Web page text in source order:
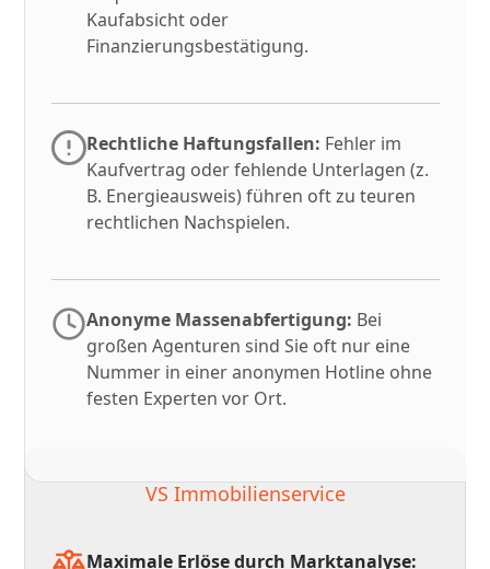
Kaufabsicht oder
Finanzierungsbestätigung.
Rechtliche Haftungsfallen: Fehler im
Kaufvertrag oder fehlende Unterlagen (z.
B. Energieausweis) führen oft zu teuren
rechtlichen Nachspielen.
Anonyme Massenabfertigung: Bei
großen Agenturen sind Sie oft nur eine
Nummer in einer anonymen Hotline ohne
festen Experten vor Ort.
VS Immobilienservice
Maximale Erlöse durch Marktanalyse: